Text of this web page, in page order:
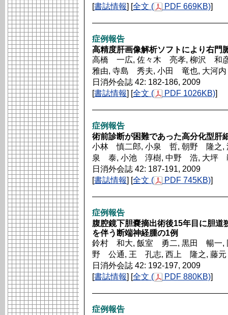
[書誌情報] [全文 ( PDF 669KB)]
症例報告
高精度肝画像解析ソフトにより右門
高橋 一広, 佐々木 亮孝, 柳沢
雅由, 寺島 秀夫, 小田 竜也, 大河
日消外会誌 42: 182-186, 2009
[書誌情報] [全文 ( PDF 1026KB)]
症例報告
術前診断が困難であった高分化型肝
小林 慎二郎, 小泉 哲, 朝野 隆之
泉 泰, 小池 淳樹, 中野 浩, 大坪
日消外会誌 42: 187-191, 2009
[書誌情報] [全文 ( PDF 745KB)]
症例報告
腹腔鏡下胆嚢摘出術後15年目に胆
を伴う断端神経腫の1例
鈴村 和大, 飯室 勇二, 黒田 暢一,
野 公通, 王 孔志, 西上 隆之, 藤
日消外会誌 42: 192-197, 2009
[書誌情報] [全文 ( PDF 880KB)]
症例報告